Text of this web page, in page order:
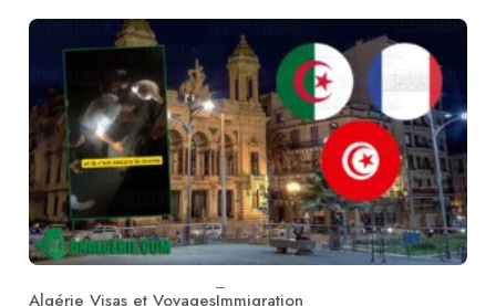
Algérie Visas et VoyagesImmigration